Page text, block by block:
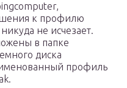
к профилю
не исчезает.
в папке
диска
профиль